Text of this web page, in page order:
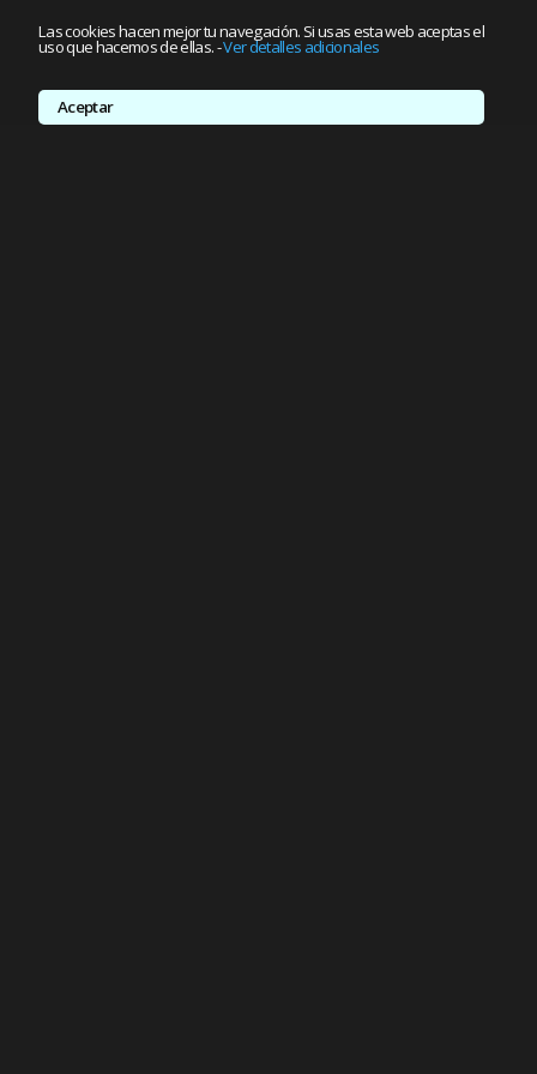
Las cookies hacen mejor tu navegación. Si usas esta web aceptas el
uso que hacemos de ellas.-Ver detalles adicionales
Aceptar